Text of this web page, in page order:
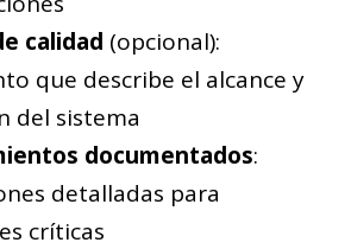
calidad (opcional):
que describe el alcance y
del sistema
documentados:
detalladas para
críticas